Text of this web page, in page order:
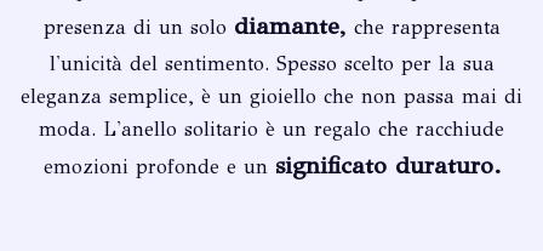
presenza di un solo diamante, che rappresenta
l'unicità del sentimento. Spesso scelto per la sua
eleganza semplice, è un gioiello che non passa mai di
moda. L'anello solitario è un regalo che racchiude
emozioni profonde e un significato duraturo.